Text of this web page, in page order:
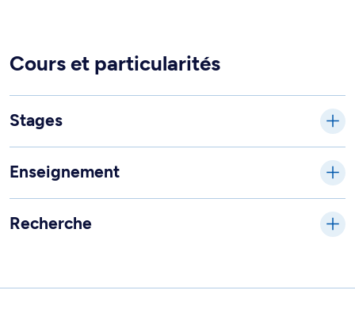
Cours et particularités
Stages
Enseignement
Recherche